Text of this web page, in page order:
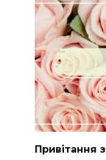
Привітання